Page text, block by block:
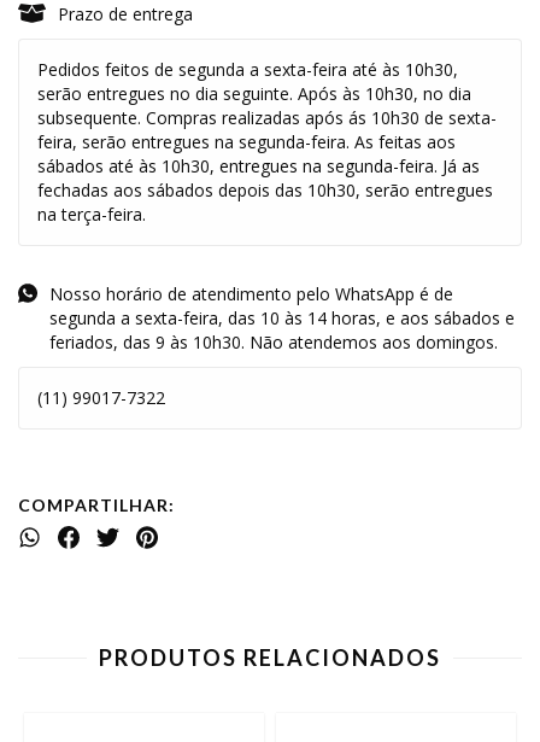
Prazo de entrega
Pedidos feitos de segunda a sexta-feira até às 10h30,
serão entregues no dia seguinte. Após às 10h30, no dia
subsequente. Compras realizadas após ás 10h30 de sexta-
feira, serão entregues na segunda-feira. As feitas aos
sábados até às 10h30, entregues na segunda-feira. Já as
fechadas aos sábados depois das 10h30, serão entregues
na terça-feira.
Nosso horário de atendimento pelo WhatsApp é de
segunda a sexta-feira, das 10 às 14 horas, e aos sábados e
feriados, das 9 às 10h30. Não atendemos aos domingos.
(11) 99017-7322
COMPARTILHAR:
PRODUTOS RELACIONADOS